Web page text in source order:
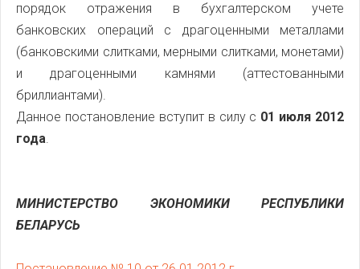
порядок отражения в бухгалтерском учете
банковских операций с драгоценными металлами
(банковскими слитками, мерными слитками, монетами)
и драгоценными камнями (аттестованными
бриллиантами).
Данное постановление вступит в силу с 01 июля 2012
года.
МИНИСТЕРСТВО ЭКОНОМИКИ РЕСПУБЛИКИ
БЕЛАРУСЬ